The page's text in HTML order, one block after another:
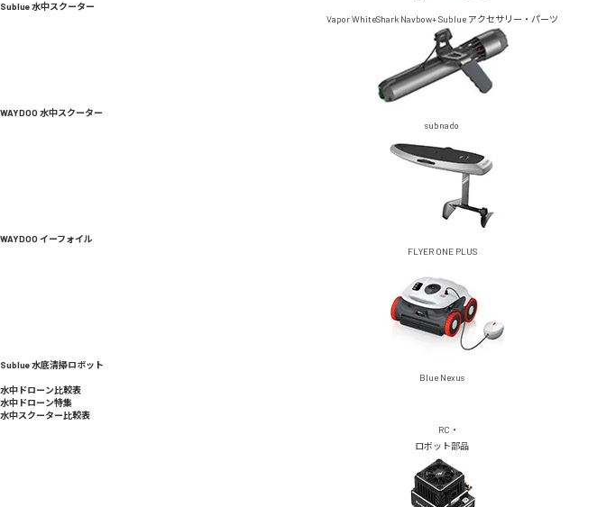
Sublue 水中スクーター
Vapor WhiteShark Navbow+ Sublue アクセサリー・パーツ
WAYDOO 水中スクーター
subnado
WAYDOO イーフォイル
FLYER ONE PLUS
Sublue 水底清掃ロボット
Blue Nexus
水中ドローン比較表
水中ドローン特集
水中スクーター比較表
RC・
ロボット部品